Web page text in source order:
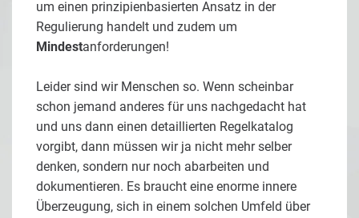
um einen prinzipienbasierten Ansatz in der
Regulierung handelt und zudem um
Mindestanforderungen!
Leider sind wir Menschen so. Wenn scheinbar
schon jemand anderes für uns nachgedacht hat
und uns dann einen detaillierten Regelkatalog
vorgibt, dann müssen wir ja nicht mehr selber
denken, sondern nur noch abarbeiten und
dokumentieren. Es braucht eine enorme innere
Überzeugung, sich in einem solchen Umfeld über